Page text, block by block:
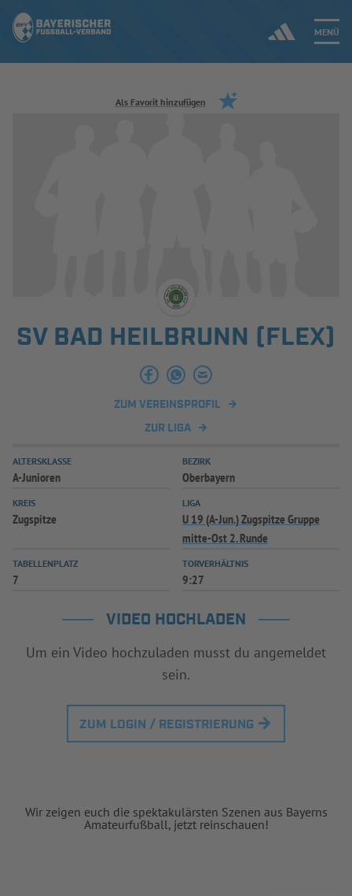
MENÜ
Jetzt einloggen
INFOTHEK SPIELPLUS
Als Favorit hinzufügen
SV BAD HEILBRUNN (FLEX)
ZUM VEREINSPROFIL
ZUR LIGA
ALTERSKLASSE
A-Junioren
BEZIRK
Oberbayern
KREIS
Zugspitze
LIGA
U 19 (A-Jun.) Zugspitze Gruppe
mitte-Ost 2. Runde
TABELLENPLATZ
7
TORVERHÄLTNIS
9:27
VIDEO HOCHLADEN
Um ein Video hochzuladen musst du angemeldet
sein.
ZUM LOGIN / REGISTRIERUNG
Wir zeigen euch die spektakulärsten Szenen aus Bayerns
Amateurfußball, jetzt reinschauen!